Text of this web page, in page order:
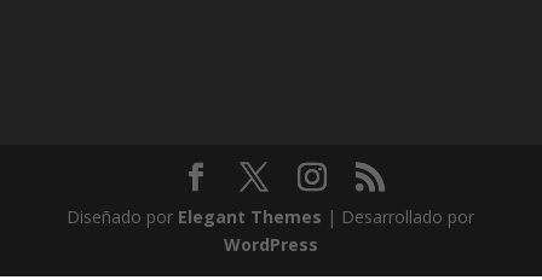
Diseñado por Elegant Themes | Desarrollado por
WordPress